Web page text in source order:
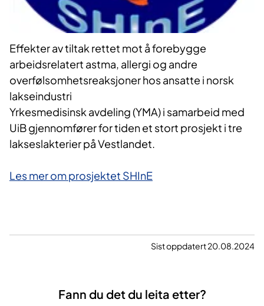
​Effekter av tiltak rettet mot å forebygge
arbeidsrelatert astma, allergi og andre
overfølsomhetsreaksjoner hos ansatte i norsk
lakseindustri
Yrkesmedisinsk avdeling (YMA) i samarbeid med
UiB gjennomfører for tiden et stort prosjekt i tre
lakseslakterier på Vestlandet.
Les mer om prosjektet SHInE​
Sist oppdatert 20.08.2024
Fann du det du leita etter?